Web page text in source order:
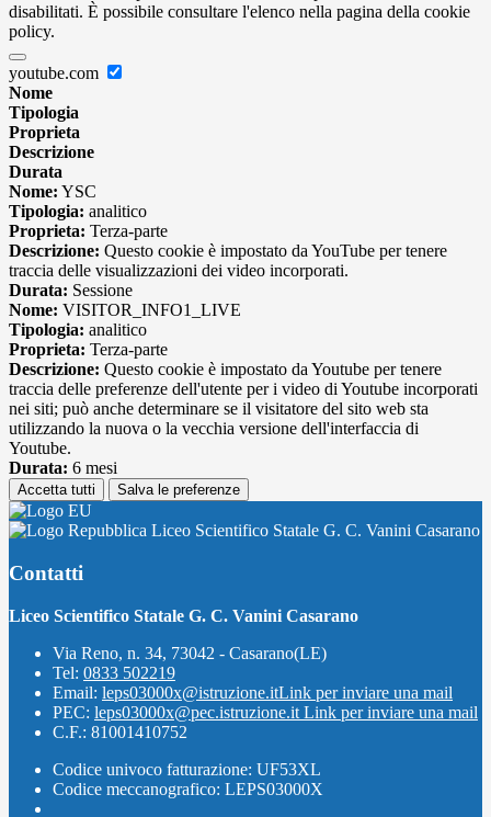
disabilitati. È possibile consultare l'elenco nella pagina della cookie
policy.
youtube.com
Nome
Tipologia
Proprieta
Descrizione
Durata
Nome: YSC
Tipologia: analitico
Proprieta: Terza-parte
Descrizione: Questo cookie è impostato da YouTube per tenere
traccia delle visualizzazioni dei video incorporati.
Durata: Sessione
Nome: VISITOR_INFO1_LIVE
Tipologia: analitico
Proprieta: Terza-parte
Descrizione: Questo cookie è impostato da Youtube per tenere
traccia delle preferenze dell'utente per i video di Youtube incorporati
nei siti; può anche determinare se il visitatore del sito web sta
utilizzando la nuova o la vecchia versione dell'interfaccia di
Youtube.
Durata: 6 mesi
Accetta tutti Salva le preferenze
Liceo Scientifico Statale G. C. Vanini Casarano
Contatti
Liceo Scientifico Statale G. C. Vanini Casarano
Via Reno, n. 34, 73042 - Casarano(LE)
Tel: 0833 502219
Email: leps03000x@istruzione.itLink per inviare una mail
PEC: leps03000x@pec.istruzione.it Link per inviare una mail
C.F.: 81001410752
Codice univoco fatturazione: UF53XL
Codice meccanografico: LEPS03000X